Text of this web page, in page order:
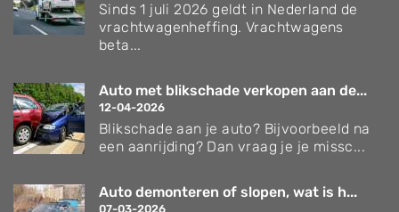
Sinds 1 juli 2026 geldt in Nederland de
vrachtwagenheffing. Vrachtwagens
beta...
Auto met blikschade verkopen aan de...
12-04-2026
Blikschade aan je auto? Bijvoorbeeld na
een aanrijding? Dan vraag je je missc...
Auto demonteren of slopen, wat is h...
07-03-2026